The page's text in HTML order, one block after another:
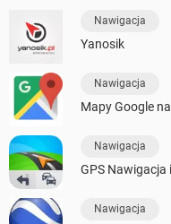
Nawigacja
Yanosik
Nawigacja
Mapy Google
Nawigacja
GPS Nawigacja
Nawigacja